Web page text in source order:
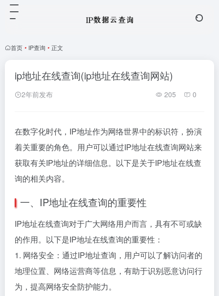
首页 • IP查询 • 正文
ip地址在线查询(ip地址在线查询网站)
2年前发布 205 0
在数字化时代，IP地址作为网络世界中的标识符，扮演
着关重要的角色。用户可以通过IP地址在线查询网站来
获取有关IP地址的详细信息。以下是关于IP地址在线查
询的相关内容。
一、IP地址在线查询的重要性
IP地址在线查询对于广大网络用户而言，具有不可或缺
的作用。以下是IP地址在线查询的重要性：
1. 网络安全：通过IP地址查询，用户可以了解访问者的
地理位置、网络运营商等信息，有助于识别恶意访问行
为，提高网络安全防护能力。